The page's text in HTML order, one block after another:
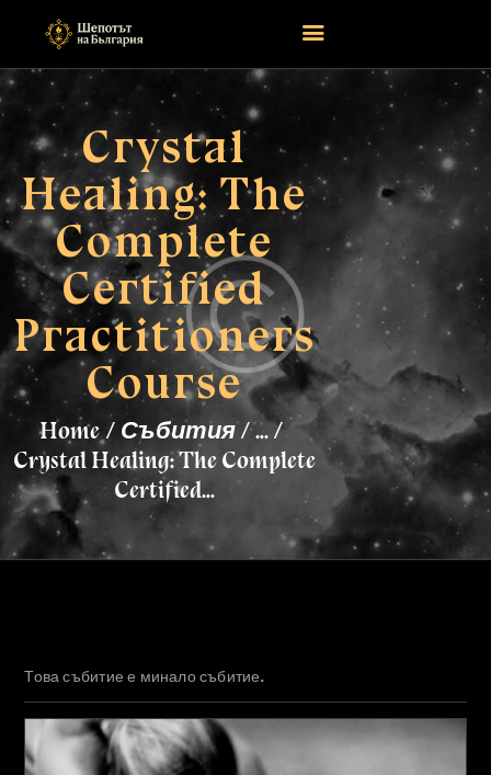
Crystal
Healing: The
Complete
Certified
Practitioners
Course
Home Събития
...
Crystal Healing: The Complete
Certified...
НАЧАЛО
ASTROLOGY
ATTEND
MAGIC
EVENTS
TAROTSCOPES
PAGES
CONTACT
Това събитие е минало събитие.